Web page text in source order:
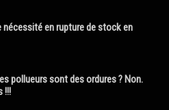
nécessité en rupture de stock en
pollueurs sont des ordures ? Non.
!!!